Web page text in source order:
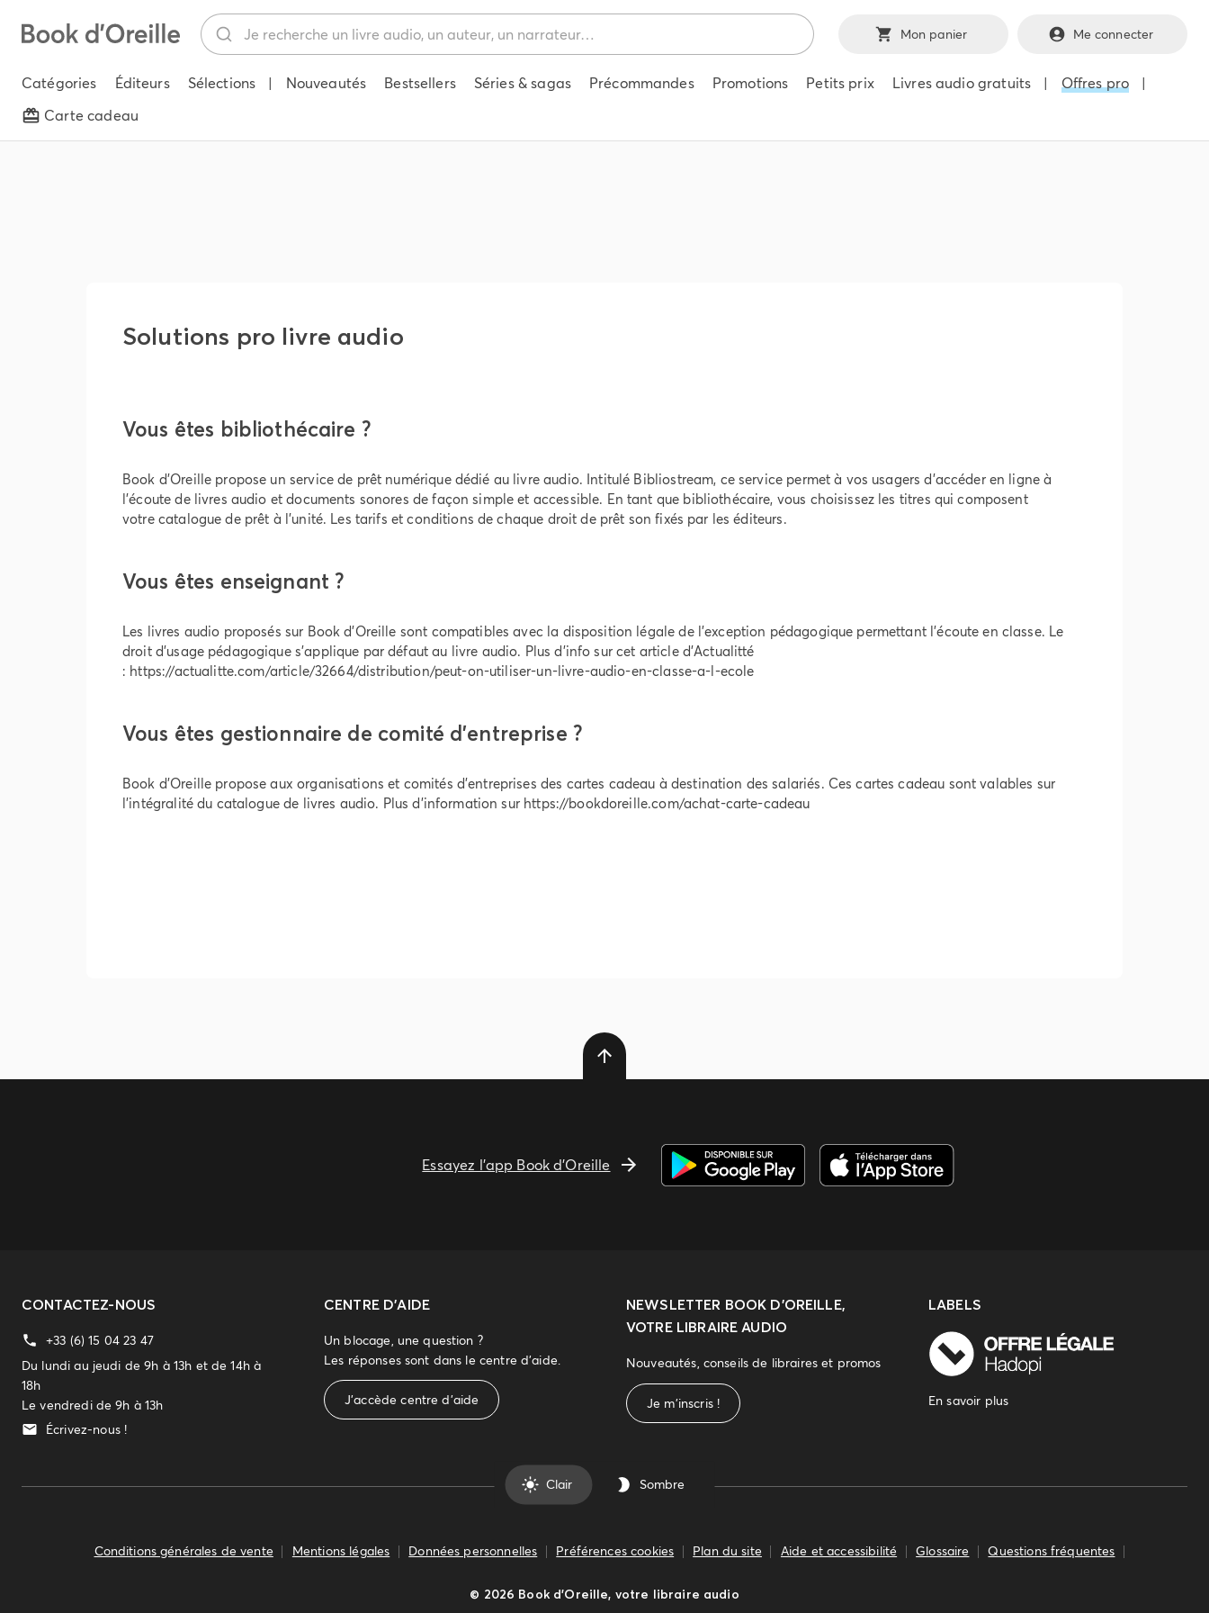
Mon panier Me connecter
Catégories Éditeurs Sélections | Nouveautés Bestsellers Séries & sagas Précommandes Promotions Petits prix Livres audio gratuits | Offres pro
|
Carte cadeau
Solutions pro livre audio
Vous êtes bibliothécaire ?
Book d'Oreille propose un service de prêt numérique dédié au livre audio. Intitulé Bibliostream, ce service permet à vos usagers d'accéder en ligne à
l'écoute de livres audio et documents sonores de façon simple et accessible. En tant que bibliothécaire, vous choisissez les titres qui composent
votre catalogue de prêt à l'unité. Les tarifs et conditions de chaque droit de prêt son fixés par les éditeurs.
Vous êtes enseignant ?
Les livres audio proposés sur Book d'Oreille sont compatibles avec la disposition légale de l'exception pédagogique permettant l'écoute en classe. Le
droit d'usage pédagogique s'applique par défaut au livre audio. Plus d'info sur cet article d'Actualitté
: https://actualitte.com/article/32664/distribution/peut-on-utiliser-un-livre-audio-en-classe-a-l-ecole
Vous êtes gestionnaire de comité d'entreprise ?
Book d'Oreille propose aux organisations et comités d'entreprises des cartes cadeau à destination des salariés. Ces cartes cadeau sont valables sur
l'intégralité du catalogue de livres audio. Plus d'information sur https://bookdoreille.com/achat-carte-cadeau
Essayez l'app Book d'Oreille
CONTACTEZ-NOUS
+33 (6) 15 04 23 47
Du lundi au jeudi de 9h à 13h et de 14h à
18h
Le vendredi de 9h à 13h
Écrivez-nous !
CENTRE D'AIDE
Un blocage, une question ?
Les réponses sont dans le centre d'aide.
J'accède centre d'aide
NEWSLETTER BOOK D’OREILLE,
VOTRE LIBRAIRE AUDIO
Nouveautés, conseils de libraires et promos
Je m'inscris !
LABELS
En savoir plus
Clair Sombre
Conditions générales de vente Mentions légales Données personnelles Préférences cookies Plan du site Aide et accessibilité Glossaire Questions fréquentes
© 2026 Book d’Oreille, votre libraire audio